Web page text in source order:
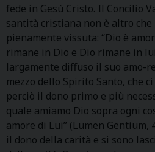
fede in Gesù Cristo. Il Concilio
santità cristiana non è altro che
pienamente vissuta: “Dio è
rimane in Dio e Dio rimane in
largamente diffuso il suo amo-
mezzo dello Spirito Santo, che
perciò il dono primo e più
quale amiamo Dio sopra ogni
amore di Lui” (Lumen Gentium,
il dono della carità e si sono